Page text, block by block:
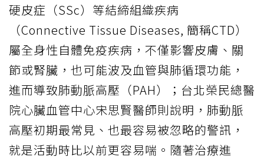
硬皮症（SSc）等結締組織疾病
（Connective Tissue Diseases, 簡稱CTD）
屬全身性自體免疫疾病，不僅影響皮膚、關
節或腎臟，也可能波及血管與肺循環功能，
進而導致肺動脈高壓（PAH）；台北榮民總醫
院心臟血管中心宋思賢醫師則說明，肺動脈
高壓初期最常見、也最容易被忽略的警訊，
就是活動時比以前更容易喘。隨著治療進